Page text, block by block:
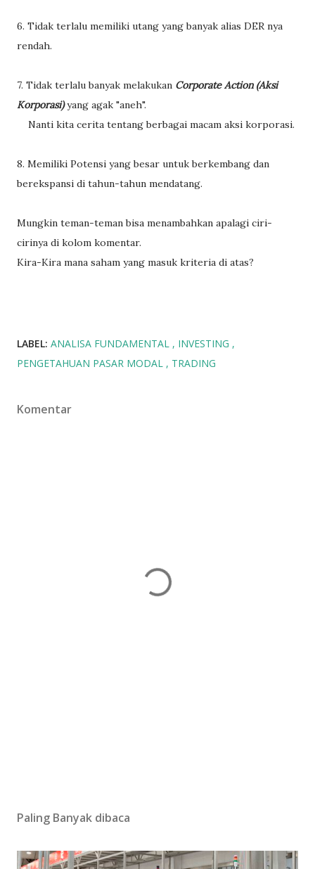
6. Tidak terlalu memiliki utang yang banyak alias DER nya
rendah.
7. Tidak terlalu banyak melakukan Corporate Action (Aksi
Korporasi)yang agak "aneh".
Nanti kita cerita tentang berbagai macam aksi korporasi.
8. Memiliki Potensi yang besar untuk berkembang dan
berekspansi di tahun-tahun mendatang.
Mungkin teman-teman bisa menambahkan apalagi ciri-
cirinya di kolom komentar.
Kira-Kira mana saham yang masuk kriteria di atas?
LABEL: ANALISA FUNDAMENTAL
INVESTING
PENGETAHUAN PASAR MODAL
TRADING
Komentar
Paling Banyak dibaca